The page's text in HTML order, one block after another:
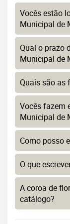
Vocês estão
Municipal de
Qual o prazo
Municipal de
Quais são as
Vocês fazem
Municipal de
Como posso
O que
A coroa de
catálogo?